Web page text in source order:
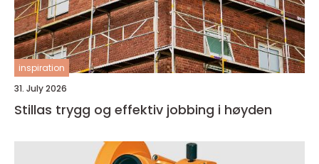
inspiration
31. July 2026
Stillas trygg og effektiv jobbing i høyden